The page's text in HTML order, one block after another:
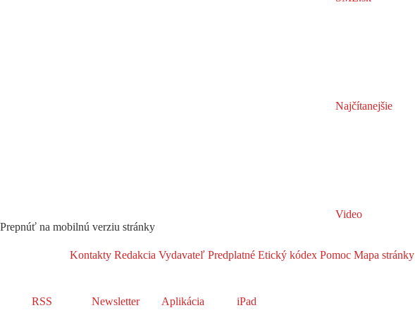
Najčítanejšie
Video
Prepnúť na mobilnú verziu stránky
Kontakty Redakcia Vydavateľ Predplatné Etický kódex Pomoc Mapa stránky
RSS Newsletter Aplikácia iPad